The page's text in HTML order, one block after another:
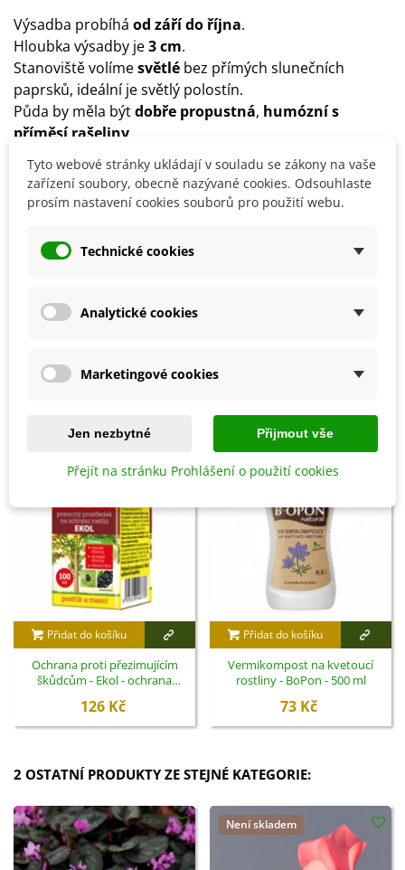
Výsadba probíhá od září do října.
Hloubka výsadby je3 cm.
Stanoviště volímesvětlé bez přímých slunečních
paprsků, ideální je světlý polostín.
Půda by měla býtdobře propustná, humózní s
příměsí rašeliny
Brambořík je chladnomilná
rostlina, vhodné jsou pro
něj teploty okolo12–15 °C.
Rostlině dopřejtepravidelnou zálivkubez trvalého
Doporučujeme brambořík během růstu a
kvetenípřihnojovat.
SOUVISEJÍCÍ PRODUKTY
Přidat do košíku
Ochrana proti přezimujícím
škůdcům - Ekol - ochrana
126 Kč
Přidat do košíku
Vermikompost na kvetoucí
rostliny - BoPon - 500 ml
73 Kč
2 OSTATNÍ PRODUKTY ZE STEJNÉ KATEGORIE:
Není skladem
Tyto webové stránky ukládají v souladu se zákony na vaše
zařízení soubory, obecně nazývané cookies. Odsouhlaste
prosím nastavení cookies souborů pro použití webu.
Technické cookies
Analytické cookies
Marketingové cookies
Jen nezbytné Přijmout vše
Přejít na stránku Prohlášení o použití cookies